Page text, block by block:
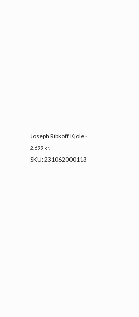
Joseph Ribkoff Kjole ·
2.699 kr.
SKU: 231062000113